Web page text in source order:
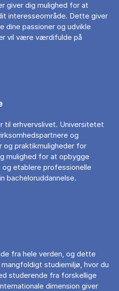
giver dig mulighed for at
interesseområde. Dette giver
dine passioner og udvikle
vil være værdifulde på
erhvervslivet. Universitetet
og
og praktikmuligheder for
mulighed for at opbygge
etablere professionelle
bacheloruddannelse.
fra hele verden, og dette
studiemiljø, hvor du
studerende fra forskellige
dimension giver